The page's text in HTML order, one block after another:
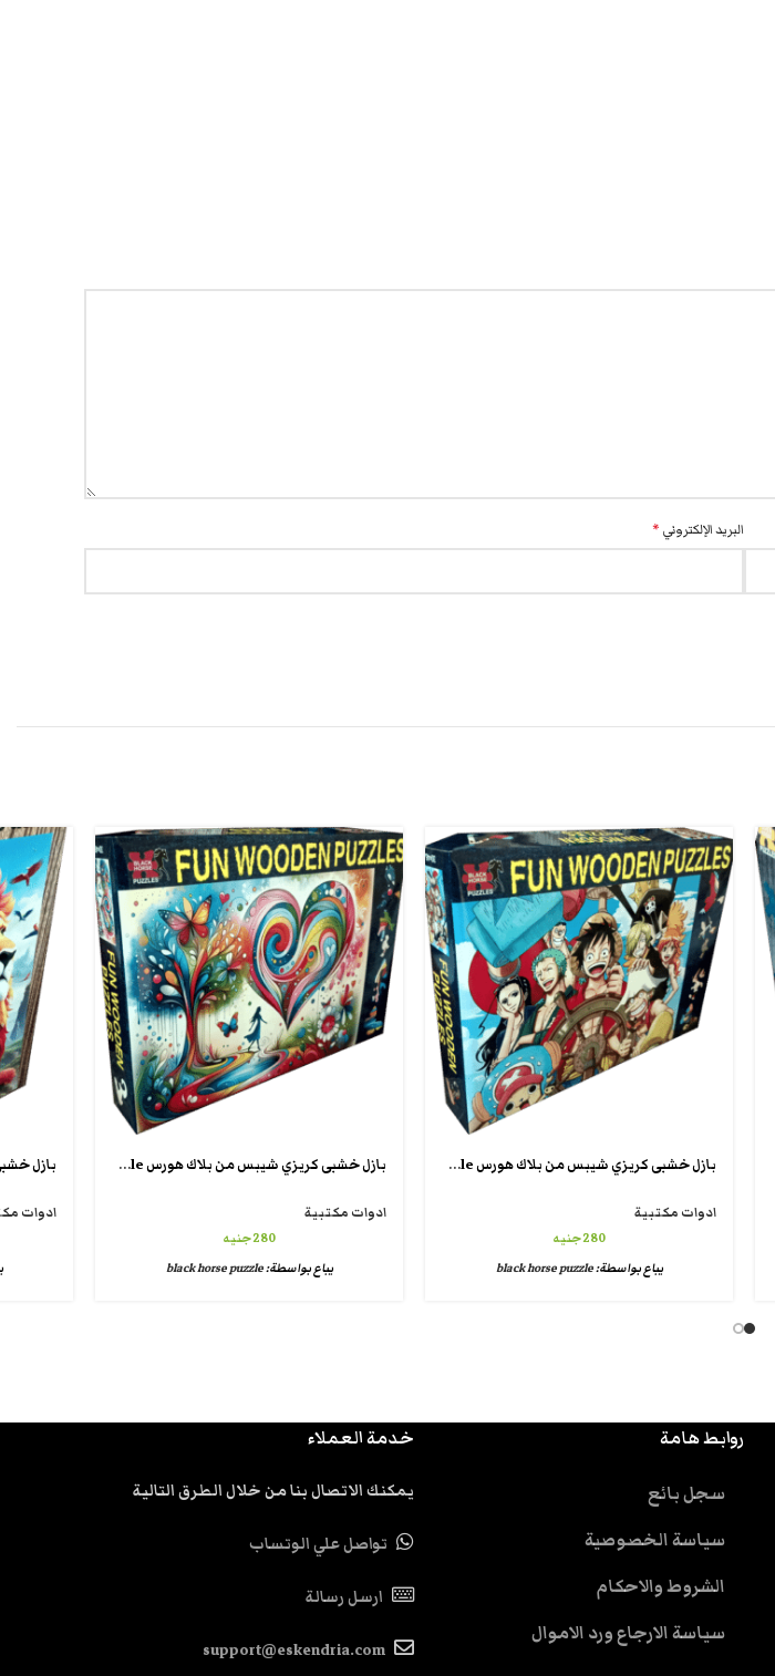
البريد الإلكتروني *
بازل خشبى كريزي شيبس من بلاك هورس fun wooden puzzle
ادوات مكتبية
280جنيه
يباع بواسطة:black horse puzzle
بازل خشبى كريزي شيبس من بلاك هورس fun wooden puzzle
ادوات مكتبية
280جنيه
يباع بواسطة:black horse puzzle
ادوات
روابط هامة
سجل بائع
سياسة الخصوصية
الشروط والاحكام
سياسة الارجاع ورد الاموال
خدمة العملاء
يمكنك الاتصال بنا من خلال الطرق التالية
تواصل علي الوتساب
ارسل رسالة
support@eskendria.com